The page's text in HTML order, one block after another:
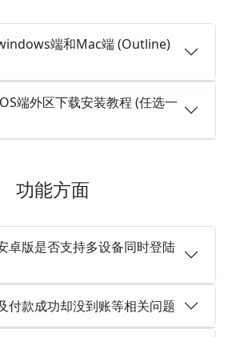
端和Mac端 (Outline)
端外区下载安装教程 (任选一
功能方面
卓版是否支持多设备同时登陆
付款成功却没到账等相关问题